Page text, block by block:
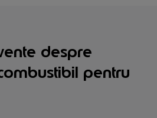
despre
pentru